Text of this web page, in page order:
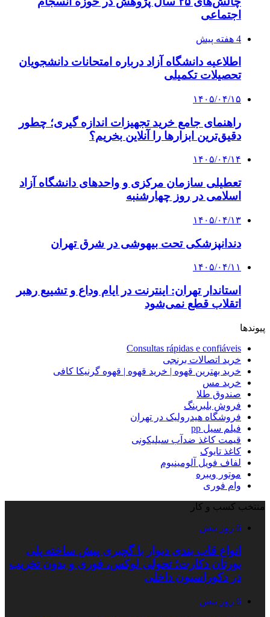
اجتماعی
4 هفته پیش
اطلاعیه دانشگاه آزاد درباره امتحانات دانشجویان
تحصیلات تکمیلی
۱۴۰۵/۰۴/۱۵
راهنمای جامع خرید تجهیزات اندازه گیری؛ چطور
دقیق‌ترین ابزارها را آنلاین بخریم؟
۱۴۰۵/۰۴/۱۴
تعطیلی سازمان مرکزی و واحدهای دانشگاه آزاد
اسلامی در روز چهارشنبه
۱۴۰۵/۰۴/۱۳
دندانپزشکی تحت بیهوشی در شرق تهران
۱۴۰۵/۰۴/۱۱
استاندار تهران: اینترنت در ایام وداع و تشییع رهبر
اتقلاب قطع نمی‌شود
پیوندها
Consultas rápidas e confiáveis
خرید اتصالات برنجی
خرید بهترین قهوه | خرید قهوه | قهوه گرنیکا کافی
خرید مس
صندوق طلا
فروش بلبرینگ
فروشگاه هیدرولیک در تهران
فیلم سیل pp
قیمت کاغذ ضدآب سیلیکونی
کاغذ تایوک
لفاف فویل آلومینیوم
موتور ویبره
وام فوری
منتخب کسب و کار
6 روز پیش
انواع قاب بندی دیوار با گچبری پیش ساخته پلی
یورتان دکارت؛ تحولی لوکس، فوری و بدون تخریب
در دکوراسیون داخلی
6 روز پیش